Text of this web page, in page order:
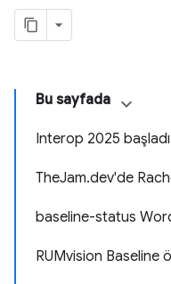
Bu sayfada
Interop 2025 başladı
TheJam.dev'de
baseline-status
RUMvision Baseline